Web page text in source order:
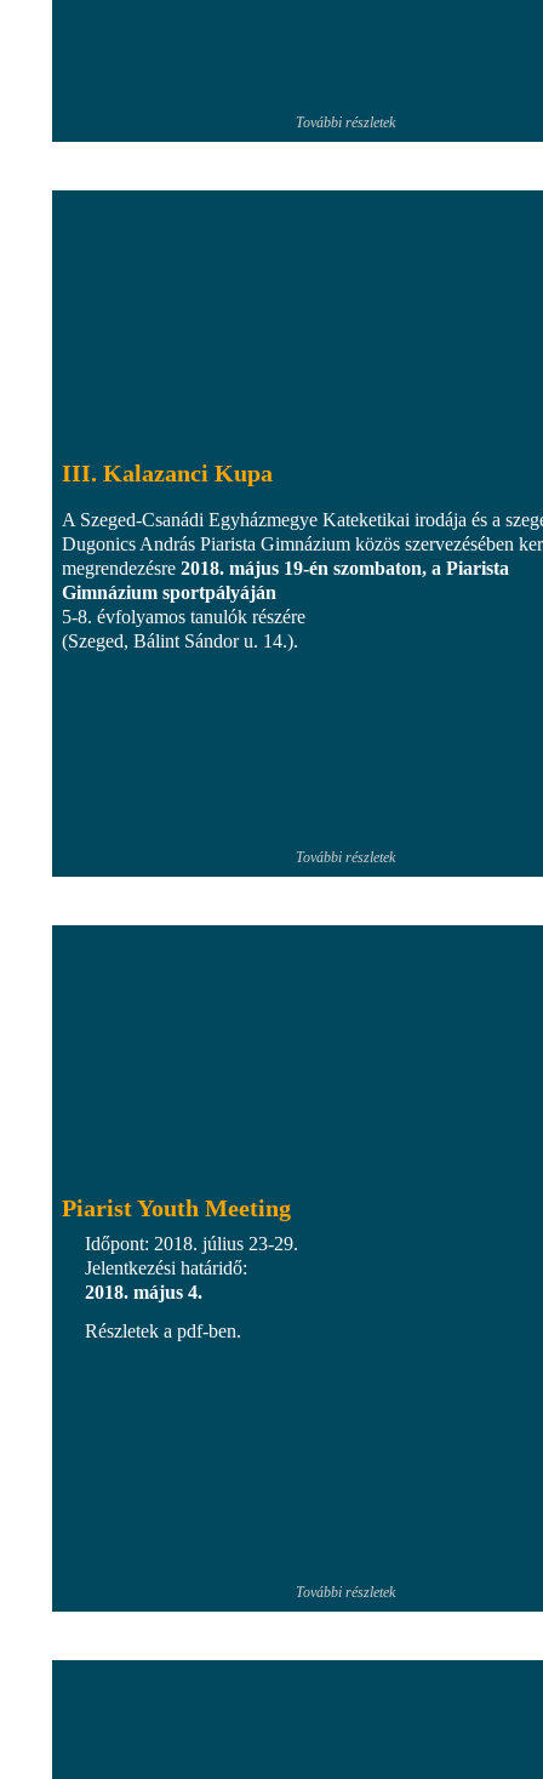
További részletek
III. Kalazanci Kupa
A Szeged-Csanádi Egyházmegye Kateketikai irodája és a
Dugonics András Piarista Gimnázium közös szervezésében
megrendezésre 2018. május 19-én szombaton, a Piarista
Gimnázium sportpályáján
5-8. évfolyamos tanulók részére
(Szeged, Bálint Sándor u. 14.).
További részletek
Piarist Youth Meeting
Időpont: 2018. július 23-29.
Jelentkezési határidő:
2018. május 4.
Részletek a pdf-ben.
További részletek